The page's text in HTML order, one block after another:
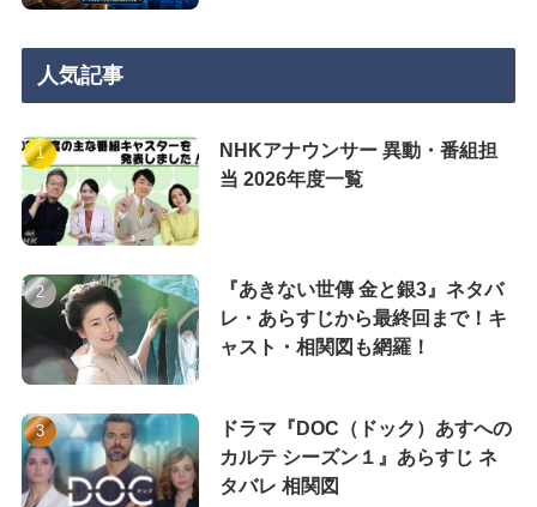
人気記事
NHKアナウンサー 異動・番組担
当 2026年度一覧
『あきない世傳 金と銀3』ネタバ
レ・あらすじから最終回まで！キ
ャスト・相関図も網羅！
ドラマ『DOC（ドック）あすへの
カルテ シーズン１』あらすじ ネ
タバレ 相関図